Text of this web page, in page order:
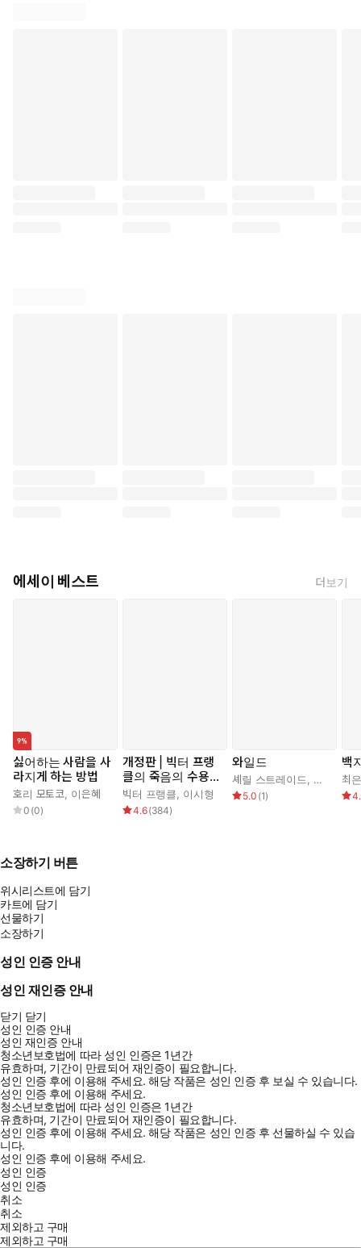
에세이 베스트 더보기
싫어하는 사람을 사
라지게 하는 방법
호리 모토코, 이은혜
0 (0)
개정판 | 빅터 프랭
클의 죽음의 수용소
에서
빅터 프랭클, 이시형
4.6(384)
와일드
셰릴 스트레이드, 우진하
5.0 (1)
백
최
소장하기 버튼
위시리스트에 담기
카트에 담기
선물하기
소장하기
성인 인증 안내
성인 재인증 안내
닫기 닫기
성인 인증 안내
성인 재인증 안내
청소년보호법에 따라 성인 인증은 1년간
유효하며, 기간이 만료되어 재인증이 필요합니다.
성인 인증 후에 이용해 주세요.해당 작품은 성인 인증 후 보실 수 있습니다.
성인 인증 후에 이용해 주세요.
청소년보호법에 따라 성인 인증은 1년간
유효하며, 기간이 만료되어 재인증이 필요합니다.
성인 인증 후에 이용해 주세요.해당 작품은 성인 인증 후 선물하실 수 있습
니다.
성인 인증 후에 이용해 주세요.
성인 인증
성인 인증
취소
취소
제외하고 구매
제외하고 구매